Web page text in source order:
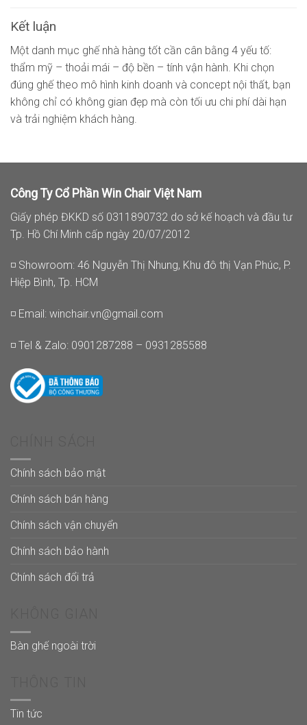
Kết luận
Một danh mục ghế nhà hàng tốt cần cân bằng 4 yếu tố:
thẩm mỹ – thoải mái – độ bền – tính vận hành. Khi chọn
đúng ghế theo mô hình kinh doanh và concept nội thất, bạn
không chỉ có không gian đẹp mà còn tối ưu chi phí dài hạn
và trải nghiệm khách hàng.
Công Ty Cổ Phần Win Chair Việt Nam
Giấy phép ĐKKD số 0311890732 do sở kế hoạch và đầu tư
Tp. Hồ Chí Minh cấp ngày 20/07/2012
◽ Showroom: 46 Nguyễn Thị Nhung, Khu đô thị Vạn Phúc, P.
Hiệp Bình, Tp. HCM
◽ Email: winchair.vn@gmail.com
◽ Tel & Zalo: 0901287288 – 0931285588
Chính sách bảo mật
Chính sách bán hàng
Chính sách vận chuyển
Chính sách bảo hành
Chính sách đổi trả
Bàn ghế ngoài trời
Tin tức